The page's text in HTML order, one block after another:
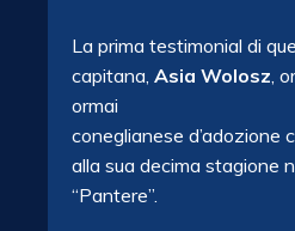
La prima testimonial di
capitana, Asia Wolosz,
ormai
coneglianese d’adozione
alla sua decima stagione
“Pantere”.